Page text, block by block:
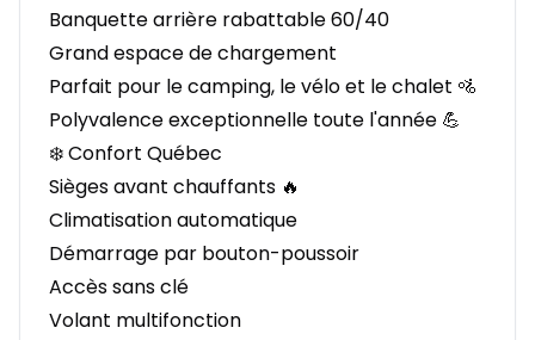
Banquette arrière rabattable 60/40
Grand espace de chargement
Parfait pour le camping, le vélo et le chalet 🚵
Polyvalence exceptionnelle toute l'année 💪
❄️ Confort Québec
Sièges avant chauffants 🔥
Climatisation automatique
Démarrage par bouton-poussoir
Accès sans clé
Volant multifonction